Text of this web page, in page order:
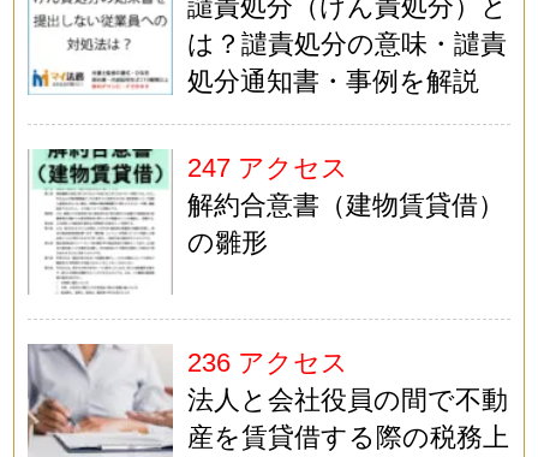
譴責処分（けん責処分）と
は？譴責処分の意味・譴責
処分通知書・事例を解説
247 アクセス
解約合意書（建物賃貸借）
の雛形
236 アクセス
法人と会社役員の間で不動
産を賃貸借する際の税務上